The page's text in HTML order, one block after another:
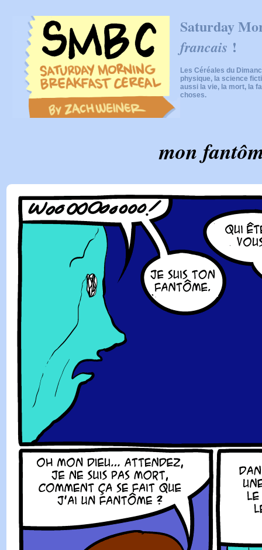
Saturday
francais !
Les Céréales du
physique, la science
aussi la vie, la mort, la
choses.
mon